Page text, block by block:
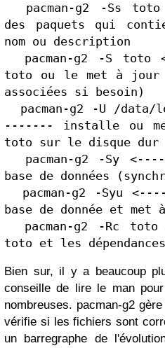
des paquets qui
nom ou description
toto ou le met à jour
associées si besoin)
------- installe ou
toto sur le disque dur
base de données
base de donnée et
toto et les
Bien sur, il y a beaucoup
conseille de lire le man
nombreuses. pacman-g2
vérifie si les fichiers sont
un barregraphe de